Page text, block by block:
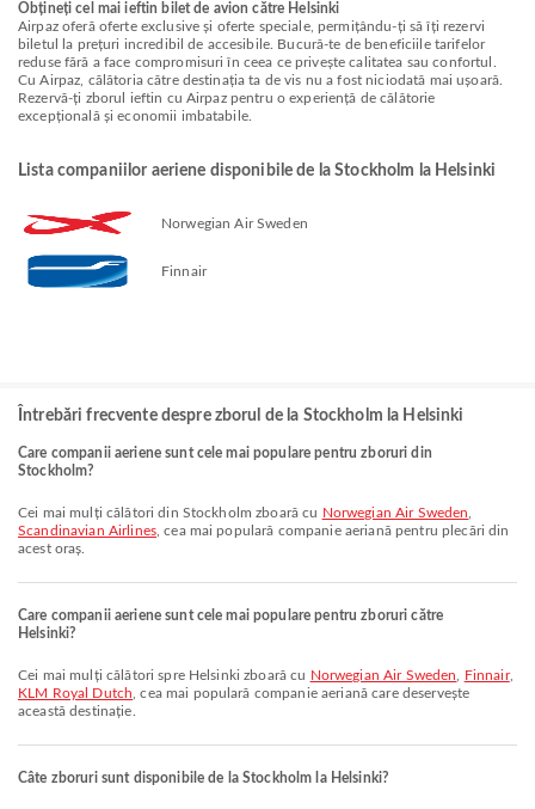
Obțineți cel mai ieftin bilet de avion către Helsinki
Airpaz oferă oferte exclusive și oferte speciale, permițându-ți să îți rezervi
biletul la prețuri incredibil de accesibile. Bucură-te de beneficiile tarifelor
reduse fără a face compromisuri în ceea ce privește calitatea sau confortul.
Cu Airpaz, călătoria către destinația ta de vis nu a fost niciodată mai ușoară.
Rezervă-ți zborul ieftin cu Airpaz pentru o experiență de călătorie
excepțională și economii imbatabile.
Lista companiilor aeriene disponibile de la Stockholm la Helsinki
Norwegian Air Sweden
Finnair
Întrebări frecvente despre zborul de la Stockholm la Helsinki
Care companii aeriene sunt cele mai populare pentru zboruri din
Stockholm?
Cei mai mulți călători din Stockholm zboară cu Norwegian Air Sweden
Scandinavian Airlines, cea mai populară companie aeriană pentru plecări din
acest oraș.
Care companii aeriene sunt cele mai populare pentru zboruri către
Helsinki?
Cei mai mulți călători spre Helsinki zboară cu Norwegian Air Sweden Finnair,
KLM Royal Dutch , cea mai populară companie aeriană care deservește
această destinație.
Câte zboruri sunt disponibile de la Stockholm la Helsinki?